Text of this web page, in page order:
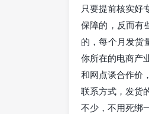
只要提前核实好
保障的，反而有
的，每个月发货
你所在的电商产
和网点谈合作价
联系方式，发货
不少，不用死绑